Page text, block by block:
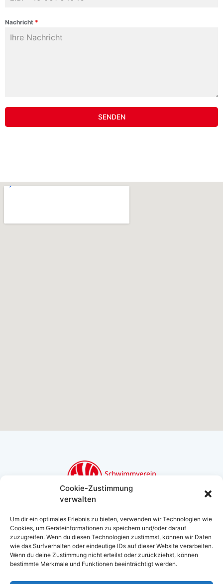
Cookie-Zustimmung
verwalten
Um dir ein optimales Erlebnis zu bieten, verwenden wir Technologien wie
Cookies, um Geräteinformationen zu speichern und/oder darauf
zuzugreifen. Wenn du diesen Technologien zustimmst, können wir Daten
wie das Surfverhalten oder eindeutige IDs auf dieser Website verarbeiten.
Wenn du deine Zustimmung nicht erteilst oder zurückziehst, können
bestimmte Merkmale und Funktionen beeinträchtigt werden.
Nachricht *
SENDEN
Bughof 50, 96049 Bamberg
info@svbamberg.de
0951/ 54 946